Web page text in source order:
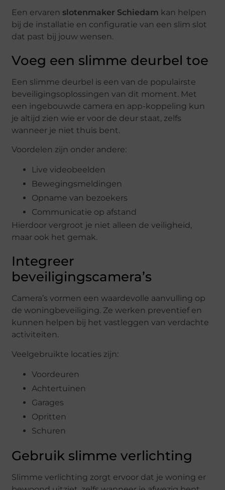
Een ervaren slotenmaker Schiedam kan helpen
bij de installatie en configuratie van een slim slot
dat past bij jouw wensen.
Voeg een slimme deurbel toe
Een slimme deurbel is een van de populairste
beveiligingsoplossingen van dit moment. Met
een ingebouwde camera en app-koppeling kun
je altijd zien wie er voor de deur staat, zelfs
wanneer je niet thuis bent.
Voordelen zijn onder andere:
Live videobeelden
Bewegingsmeldingen
Opname van bezoekers
Communicatie op afstand
Hierdoor vergroot je niet alleen de veiligheid,
maar ook het gemak.
Integreer
beveiligingscamera’s
Camera’s vormen een waardevolle aanvulling op
de woningbeveiliging. Ze werken preventief en
kunnen helpen bij het vastleggen van verdachte
activiteiten.
Veelgebruikte locaties zijn:
Voordeuren
Achtertuinen
Garages
Opritten
Schuren
Gebruik slimme verlichting
Slimme verlichting zorgt ervoor dat je woning er